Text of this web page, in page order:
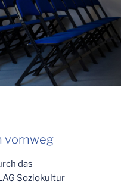
vornweg
das
Soziokultur